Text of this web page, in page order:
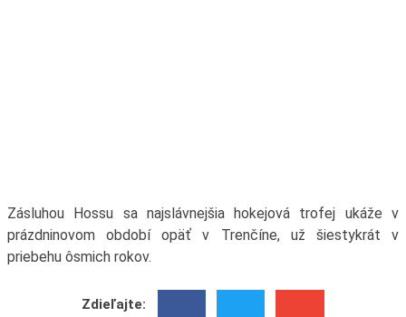
Zásluhou Hossu sa najslávnejšia hokejová trofej ukáže v
prázdninovom období opäť v Trenčíne, už šiestykrát v
priebehu ôsmich rokov.
Zdieľajte: